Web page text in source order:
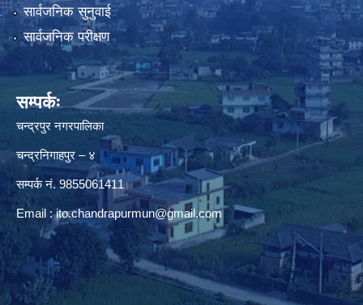
सार्वजनिक सुनुवाई
सार्वजनिक परीक्षण
सम्पर्कः
चन्द्रपुर नगरपालिका
चन्द्रनिगाहपुर – ४
सम्पर्क नं. 9855061411
Email :ito.chandrapurmun@gmail.com